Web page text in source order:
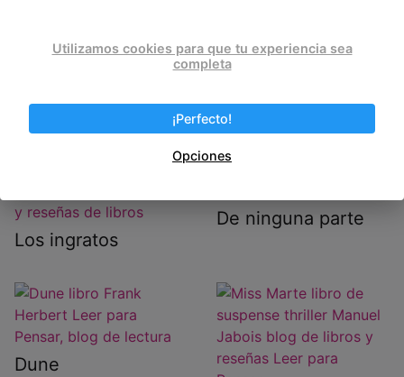
Post Views:
Entradas relacionadas
Los ingratos
De ninguna parte
Dune
Utilizamos cookies para que tu experiencia sea
completa
¡Perfecto!
Opciones